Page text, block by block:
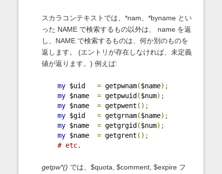
スカラコンテキストでは、*nam、*byname とい
った NAME で検索するもの以外は、 name を返
し、NAME で検索するものは、何か別のものを
返します。 (エントリが存在しなければ、未定義
値が返ります。) 例えば:
my $uid = getpwnam($name);
my $name = getpwuid ($num);
my $name = getpwent ();
my $gid = getgrnam($name);
my $name = getgrgid ($num);
my $name = getgrent ();
# etc.
getpw*() では、$quota, $comment, $expire フ